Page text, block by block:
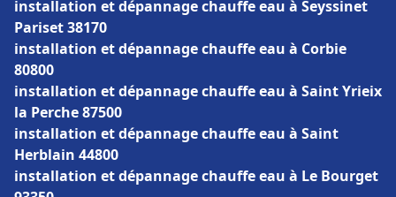
installation et dépannage chauffe eau à Seyssinet
Pariset 38170
installation et dépannage chauffe eau à Corbie
80800
installation et dépannage chauffe eau à Saint Yrieix
la Perche 87500
installation et dépannage chauffe eau à Saint
Herblain 44800
installation et dépannage chauffe eau à Le Bourget